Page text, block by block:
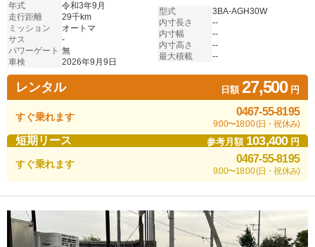
年式
令和3年9月
走行距離
29千km
ミッション
オートマ
サス
-
パワーゲート 無
車検
2026年9月9日
型式
3BA-AGH30W
内寸長さ
--
内寸幅
--
内寸高さ
--
最大積載
--
レンタル 日額27,500円
すぐ乗れます 0467-55-8195
9:00〜18:00 (日・祝休み)
短期リース 参考月額 103,400円
すぐ乗れます 0467-55-8195
9:00〜18:00 (日・祝休み)